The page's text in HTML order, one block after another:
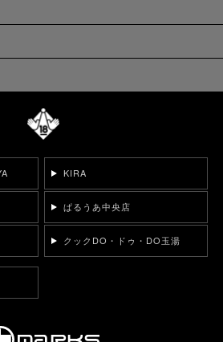
KIRA
ぱるうあ中央店
クックDO・ドゥ・DO玉湯